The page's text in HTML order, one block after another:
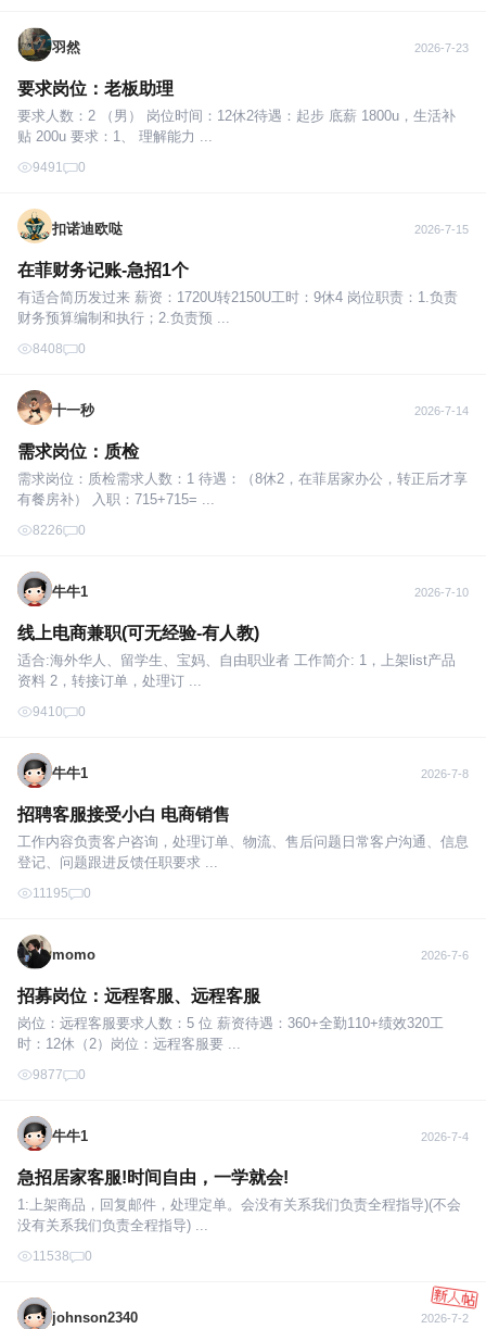
羽然 2026-7-23
要求岗位：老板助理
要求人数：2 （男） 岗位时间：12休2待遇：起步 底薪 1800u，生活补
贴 200u 要求：1、 理解能力 ...
9491 0
扣诺迪欧哒 2026-7-15
在菲财务记账-急招1个
有适合简历发过来 薪资：1720U转2150U工时：9休4 岗位职责：1.负责
财务预算编制和执行；2.负责预 ...
8408 0
十一秒 2026-7-14
需求岗位：质检
需求岗位：质检需求人数：1 待遇：（8休2，在菲居家办公，转正后才享
有餐房补） 入职：715+715= ...
8226 0
牛牛1 2026-7-10
线上电商兼职(可无经验-有人教)
适合:海外华人、留学生、宝妈、自由职业者 工作简介: 1，上架list产品
资料 2，转接订单，处理订 ...
9410 0
牛牛1 2026-7-8
招聘客服接受小白 电商销售
工作内容负责客户咨询，处理订单、物流、售后问题日常客户沟通、信息
登记、问题跟进反馈任职要求 ...
11195 0
momo 2026-7-6
招募岗位：远程客服、远程客服
岗位：远程客服要求人数：5 位 薪资待遇：360+全勤110+绩效320工
时：12休（2）岗位：远程客服要 ...
9877 0
牛牛1 2026-7-4
急招居家客服!时间自由，一学就会!
1:上架商品，回复邮件，处理定单。会没有关系我们负责全程指导)(不会
没有关系我们负责全程指导) ...
11538 0
johnson2340 2026-7-2